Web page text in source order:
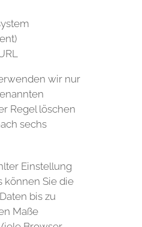
wir nur
Regel löschen
sechs
Einstellung
können Sie die
bis zu
Maße